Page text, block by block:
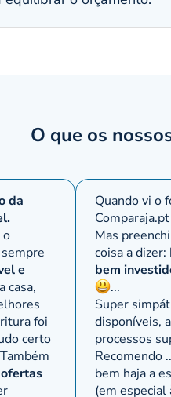
O que os
da
o
e
casa,
foi
certo
Quando vi o
Comparaja.pt
Mas
coisa a dizer:
bem
...
Super
disponíveis,
processos
Recomendo
bem haja a
(em